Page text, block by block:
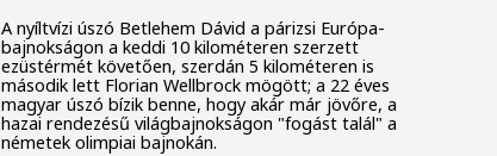
A nyíltvízi úszó Betlehem Dávid a párizsi Európa-
bajnokságon a keddi 10 kilométeren szerzett
ezüstérmét követően, szerdán 5 kilométeren is
második lett Florian Wellbrock mögött; a 22 éves
magyar úszó bízik benne, hogy akár már jövőre, a
hazai rendezésű világbajnokságon "fogást talál" a
németek olimpiai bajnokán.